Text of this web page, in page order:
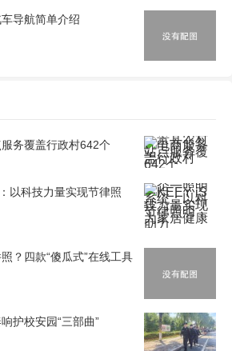
导航简单介绍
务覆盖行政村642个
以科技力量实现节律照
？四款“傻瓜式”在线工具
护校安园“三部曲”